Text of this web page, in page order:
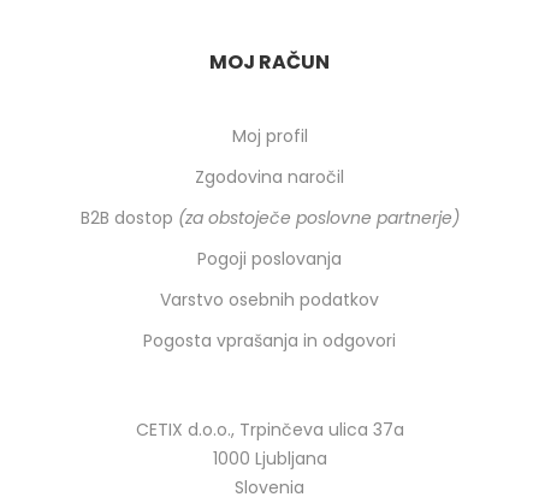
MOJ RAČUN
Moj profil
Zgodovina naročil
B2B dostop (za obstoječe poslovne partnerje)
Pogoji poslovanja
Varstvo osebnih podatkov
Pogosta vprašanja in odgovori
CETIX d.o.o., Trpinčeva ulica 37a
1000 Ljubljana
Slovenia